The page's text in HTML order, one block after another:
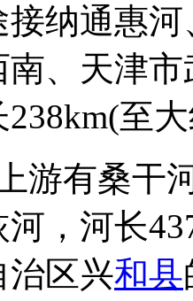
纳通惠
、天津
至
游有桑干
，河长
治区兴和县